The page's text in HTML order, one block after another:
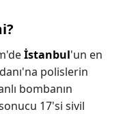
İstanbul'un en
polislerin
bombanın
17'si sivil